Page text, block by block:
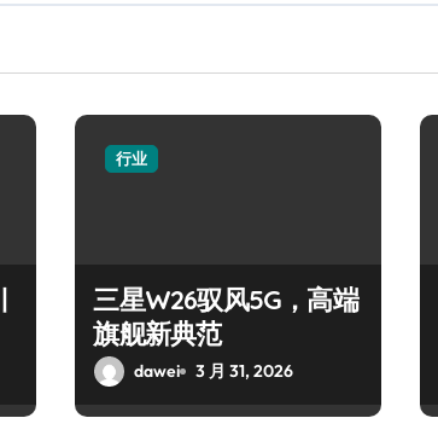
行业
三星W26驭风5G，高端
旗舰新典范
dawei 3 月 31, 2026